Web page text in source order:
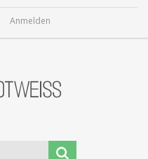
Anmelden